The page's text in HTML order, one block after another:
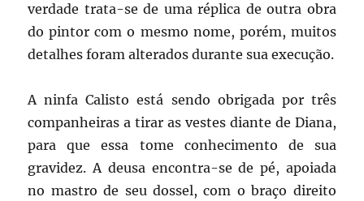
verdade trata-se de uma réplica de outra obra
do pintor com o mesmo nome, porém, muitos
detalhes foram alterados durante sua execução.
A ninfa Calisto está sendo obrigada por três
companheiras a tirar as vestes diante de Diana,
para que essa tome conhecimento de sua
gravidez. A deusa encontra-se de pé, apoiada
no mastro de seu dossel, com o braço direito